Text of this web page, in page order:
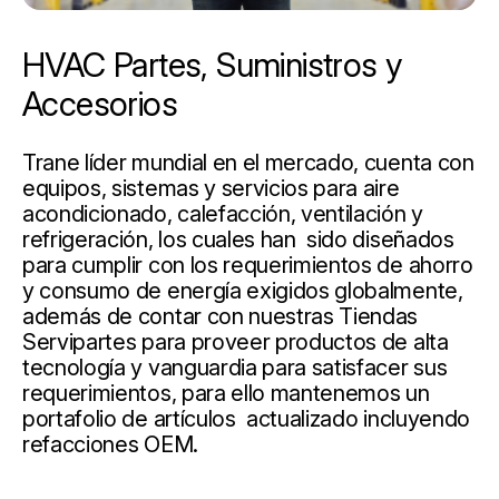
HVAC Partes, Suministros y
Accesorios
Trane líder mundial en el mercado, cuenta con
equipos, sistemas y servicios para aire
acondicionado, calefacción, ventilación y
refrigeración, los cuales han sido diseñados
para cumplir con los requerimientos de ahorro
y consumo de energía exigidos globalmente,
además de contar con nuestras Tiendas
Servipartes para proveer productos de alta
tecnología y vanguardia para satisfacer sus
requerimientos, para ello mantenemos un
portafolio de artículos actualizado incluyendo
refacciones OEM.